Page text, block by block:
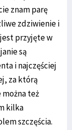
znam parę
zdziwienie i
przyjęte w
są
i najczęściej
za którą
też
kilka
szczęścia.